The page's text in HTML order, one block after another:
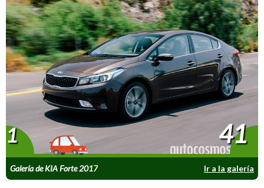
Galería de KIA Forte 2017 Ir a la galería
1 41